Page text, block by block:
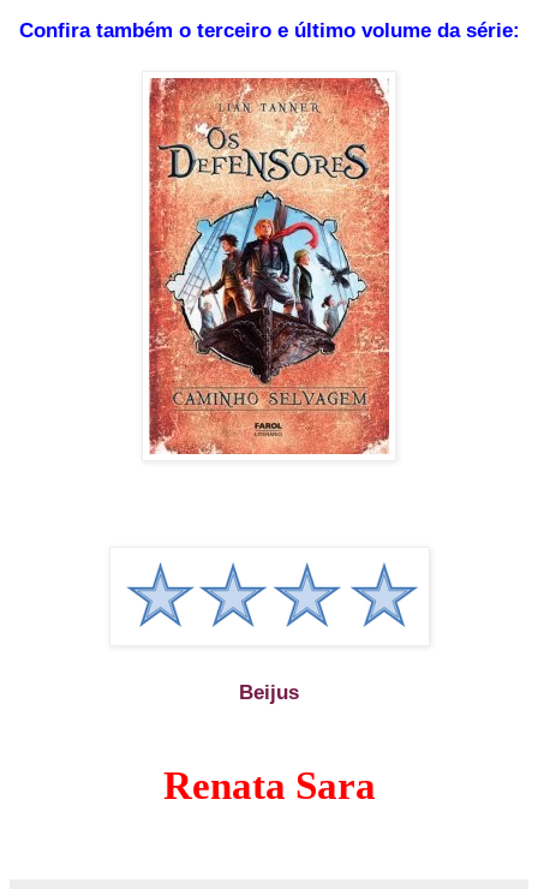
Confira também o terceiro e último volume da série:
Beijus
Renata Sara